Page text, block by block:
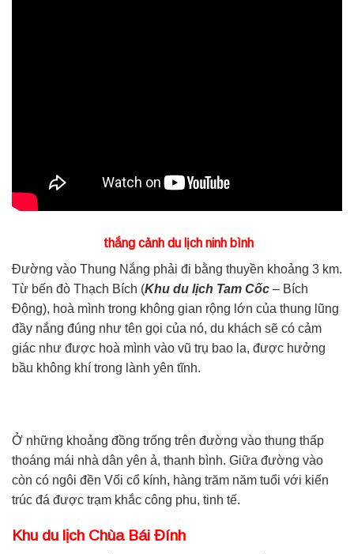
thắng cảnh du lịch ninh bình
Đường vào Thung Nắng phải đi bằng thuyền khoảng 3 km.
Từ bến đò Thạch Bích (Khu du lịch Tam Cốc – Bích
Động), hoà mình trong không gian rộng lớn của thung lũng
đầy nắng đúng như tên gọi của nó, du khách sẽ có cảm
giác như được hoà mình vào vũ trụ bao la, được hưởng
bầu không khí trong lành yên tĩnh.
Ở những khoảng đồng trống trên đường vào thung thấp
thoáng mái nhà dân yên ả, thanh bình. Giữa đường vào
còn có ngôi đền Vối cổ kính, hàng trăm năm tuổi với kiến
trúc đá được trạm khắc công phu, tinh tế.
Khu du lịch Chùa Bái Đính